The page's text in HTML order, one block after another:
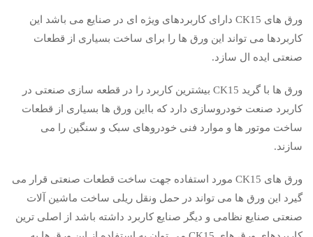
ورق های CK15 دارای کاربردهای ویژه ای در صنایع می باشد این
کاربردها می تواند این ورق ها را برای ساخت بسیاری از قطعات
صنعتی ایده ال سازد.
ورق ها با گرید CK15 بیشترین کاربرد را در قطعه سازی صنعتی در
کاربرد صنعت خودروسازی دارد که بااین ورق ها بسیاری از قطعات
ساخت موتور ها و موارد فنی خودروهای سبک و سنگین را می
سازند.
ورق های CK15 مورد استفاده جهت ساخت قطعات صنعتی قرار می
گیرد این ورق ها می تواند در حمل ونقل ریلی ساخت ماشین آلات
صنعتی صنایع نظامی و دیگر صنایع کاربرد داشته باشد از اصلی ترین